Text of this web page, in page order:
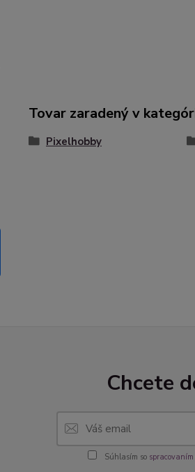
Tovar zaradený v
Pixelhobby
Chcete
Súhlasím so